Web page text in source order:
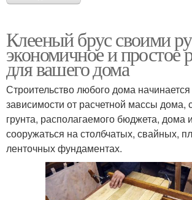
Клееный брус своими
экономичное и простое
для вашего дома
Строительство любого дома
зависимости от расчетной массы дома,
грунта, располагаемого бюджета, дома
сооружаться на столбчатых, свайных,
ленточных фундаментах.